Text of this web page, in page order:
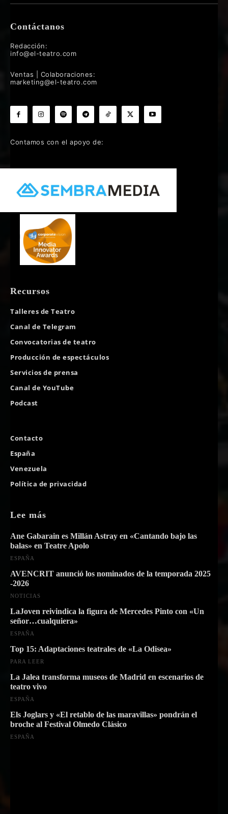
Contáctanos
Redacción:
info@el-teatro.com
Ventas | Colaboraciones:
marketing@el-teatro.com
Contamos con el apoyo de:
Recursos
Talleres de Teatro
Canal de Telegram
Convocatorias de teatro
Producción de espectáculos
Servicios de prensa
Canal de YouTube
Podcast
Contacto
España
Venezuela
Política de privacidad
Lee más
Ane Gabarain es Millán Astray en «Cantando bajo las
balas» en Teatre Apolo
ESPAÑA
AVENCRIT anunció los nominados de la temporada 2025
-2026
NOTICIAS
LaJoven reivindica la figura de Mercedes Pinto con «Un
señor…cualquiera»
ESPAÑA
Top 15: Adaptaciones teatrales de «La Odisea»
PARA LEER
La Jalea transforma museos de Madrid en escenarios de
teatro vivo
ESPAÑA
Els Joglars y «El retablo de las maravillas» pondrán el
broche al Festival Olmedo Clásico
ESPAÑA